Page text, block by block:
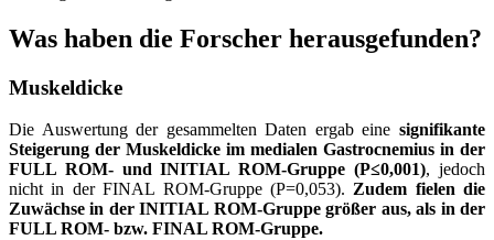
Was haben die Forscher herausgefunden?
Muskeldicke
Die Auswertung der gesammelten Daten ergab eine signifikante
Steigerung der Muskeldicke im medialen Gastrocnemius in der
FULL ROM- und INITIAL ROM-Gruppe (P≤0,001), jedoch
nicht in der FINAL ROM-Gruppe (P=0,053). Zudem fielen die
Zuwächse in der INITIAL ROM-Gruppe größer aus, als in der
FULL ROM- bzw. FINAL ROM-Gruppe.